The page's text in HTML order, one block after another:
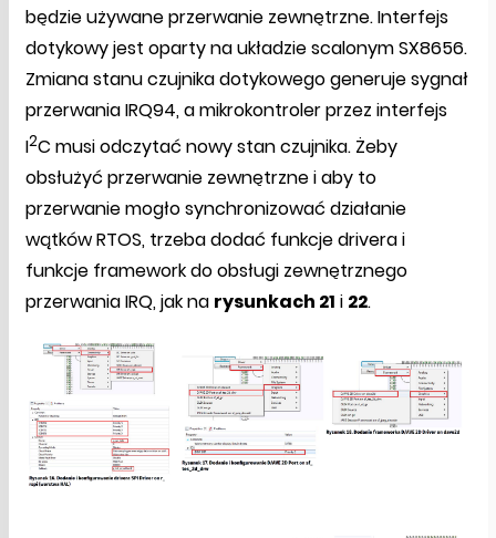
będzie używane przerwanie zewnętrzne. Interfejs
dotykowy jest oparty na układzie scalonym SX8656.
Zmiana stanu czujnika dotykowego generuje sygnał
przerwania IRQ94, a mikrokontroler przez interfejs
I2C musi odczytać nowy stan czujnika. Żeby
obsłużyć przerwanie zewnętrzne i aby to
przerwanie mogło synchronizować działanie
wątków RTOS, trzeba dodać funkcje drivera i
funkcje framework do obsługi zewnętrznego
przerwania IRQ, jak na rysunkach 21 i 22.